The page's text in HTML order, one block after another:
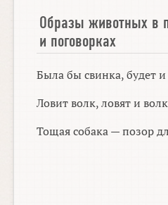
Образы животных в
и поговорках
Была бы свинка, будет
Ловит волк, ловят и
Тощая собака — позор